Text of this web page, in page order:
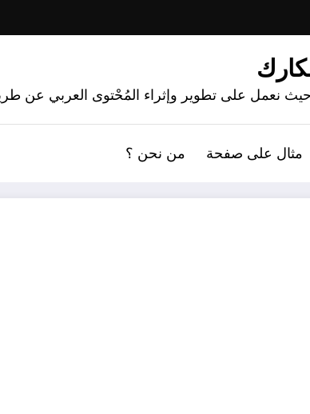
حيث نعمل على تطوير وإثراء المُحْتوى العربي عن
مثال على صفحة من نحن ؟